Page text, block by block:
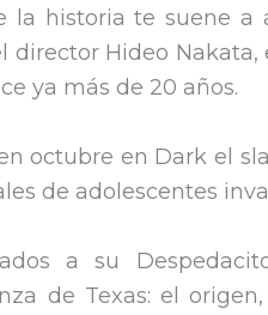
la historia te suene
director Hideo
ya más de 20 años.
octubre en Dark el
de adolescentes
a su
de Texas: el